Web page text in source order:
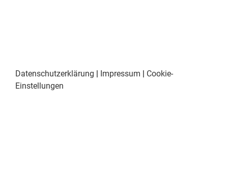
Datenschutzerklärung | Impressum | Cookie-
Einstellungen